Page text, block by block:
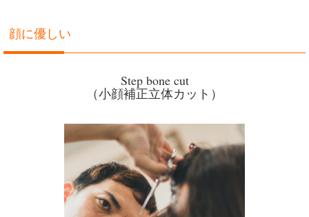
顔に優しい
Step bone cut
（小顔補正立体カット）